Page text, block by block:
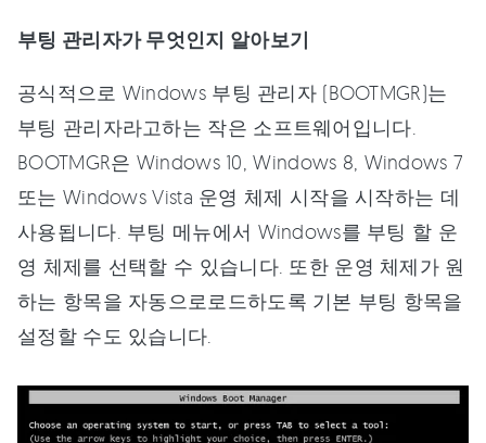
부팅 관리자가 무엇인지 알아보기
공식적으로 Windows 부팅 관리자 (BOOTMGR)는
부팅 관리자라고하는 작은 소프트웨어입니다.
BOOTMGR은 Windows 10, Windows 8, Windows 7
또는 Windows Vista 운영 체제 시작을 시작하는 데
사용됩니다. 부팅 메뉴에서 Windows를 부팅 할 운
영 체제를 선택할 수 있습니다. 또한 운영 체제가 원
하는 항목을 자동으로로드하도록 기본 부팅 항목을
설정할 수도 있습니다.